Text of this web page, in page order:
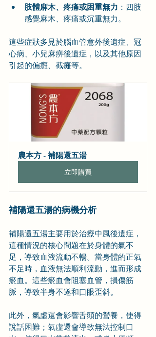
肢體麻木、疼痛或困重無力 ：四肢
感覺麻木、疼痛或沉重無力。
這些症狀多見於腦血管意外後遺症、冠
心病、小兒麻痹後遺症，以及其他原因
引起的偏癱、截癱等。
農本方 - 補陽還五湯
立即購買
補陽還五湯的病機分析
補陽還五湯主要用於治療中風後遺症，
這種情況的核心問題在於身體的氣不
足，導致血液流動不暢。當身體的正氣
不足時，血液無法順利流動，進而形成
瘀血。這些瘀血會阻塞血管，損傷筋
脈，導致半身不遂和口眼歪斜。
此外，氣虛還會影響舌頭的營養，使得
說話困難；氣虛還會導致無法控制口